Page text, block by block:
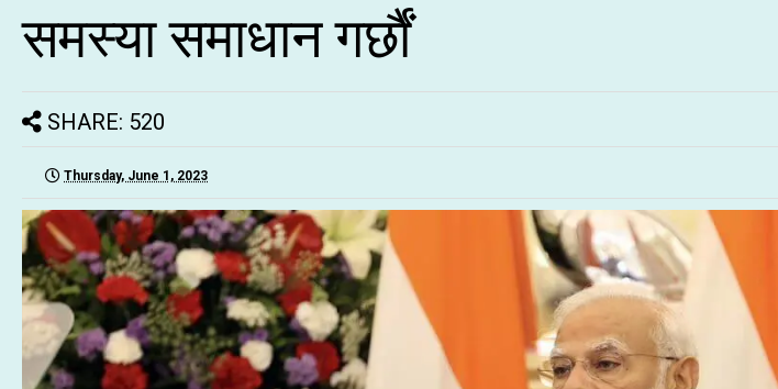
समस्या समाधान गर्छौं
SHARE: 520
Thursday, June 1, 2023